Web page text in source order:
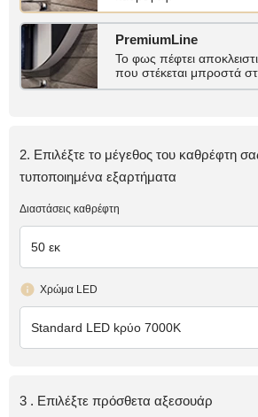
PremiumLine
Το φως πέφτει
που στέκεται μπροστά
2. Επιλέξτε το μέγεθος του καθρέφτη
τυποποιημένα εξαρτήματα
Διαστάσεις καθρέφτη
50 εκ
Χρώμα LED
Standard LED kρύο 7000K
3 . Επιλέξτε πρόσθετα αξεσουάρ